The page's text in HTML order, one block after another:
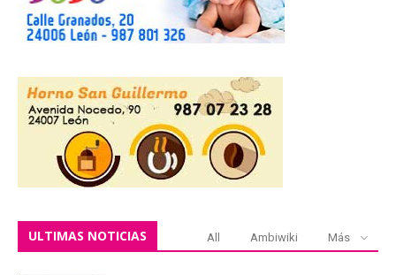
ULTIMAS NOTICIAS All Ambiwiki Más